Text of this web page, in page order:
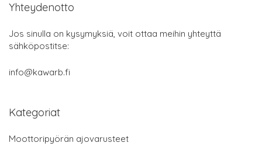
Yhteydenotto
Jos sinulla on kysymyksiä, voit ottaa meihin yhteyttä
sähköpostitse:
info@kawarb.fi
Kategoriat
Moottoripyörän ajovarusteet